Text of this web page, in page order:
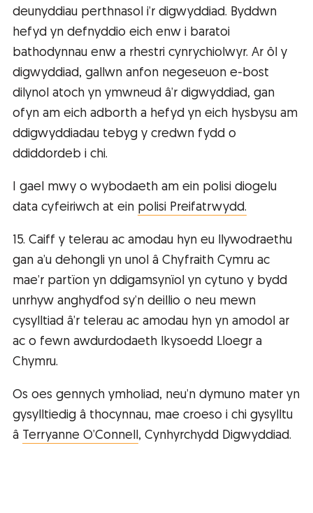
deunyddiau perthnasol i’r digwyddiad. Byddwn
hefyd yn defnyddio eich enw i baratoi
bathodynnau enw a rhestri cynrychiolwyr. Ar ôl y
digwyddiad, gallwn anfon negeseuon e-bost
dilynol atoch yn ymwneud â’r digwyddiad, gan
ofyn am eich adborth a hefyd yn eich hysbysu am
ddigwyddiadau tebyg y credwn fydd o
ddiddordeb i chi.
I gael mwy o wybodaeth am ein polisi diogelu
data cyfeiriwch at ein polisi Preifatrwydd.
15. Caiff y telerau ac amodau hyn eu llywodraethu
gan a’u dehongli yn unol â Chyfraith Cymru ac
mae’r partïon yn ddigamsynïol yn cytuno y bydd
unrhyw anghydfod sy’n deillio o neu mewn
cysylltiad â’r telerau ac amodau hyn yn amodol ar
ac o fewn awdurdodaeth lkysoedd Lloegr a
Chymru.
Os oes gennych ymholiad, neu’n dymuno mater yn
gysylltiedig â thocynnau, mae croeso i chi gysylltu
â Terryanne O’Connell, Cynhyrchydd Digwyddiad.